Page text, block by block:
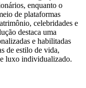
enquanto o
de plataformas
celebridades e
destaca uma
e habilitadas
de estilo de vida,
luxo individualizado.